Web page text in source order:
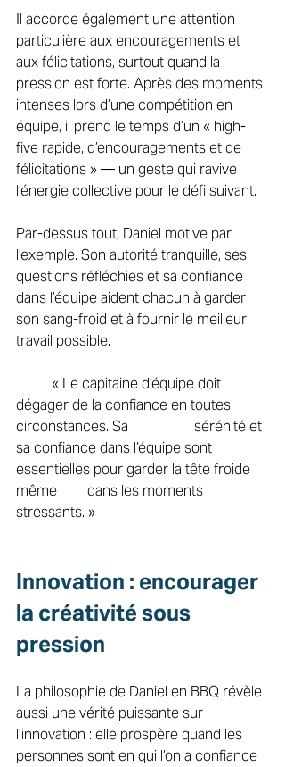
Il accorde également une attention
particulière aux encouragements et
aux félicitations, surtout quand la
pression est forte. Après des moments
intenses lors d’une compétition en
équipe, il prend le temps d’un « high-
five rapide, d’encouragements et de
félicitations » — un geste qui ravive
l’énergie collective pour le défi suivant.
Par-dessus tout, Daniel motive par
l’exemple. Son autorité tranquille, ses
questions réfléchies et sa confiance
dans l’équipe aident chacun à garder
son sang-froid et à fournir le meilleur
travail possible.
dégager de la confiance en toutes
circonstances. Sa 		sérénité et
sa confiance dans l’équipe sont
essentielles pour garder la tête froide
même 	dans les moments
stressants. »
Innovation : encourager
la créativité sous
pression
La philosophie de Daniel en BBQ révèle
aussi une vérité puissante sur
l’innovation : elle prospère quand les
personnes sont en qui l’on a confiance